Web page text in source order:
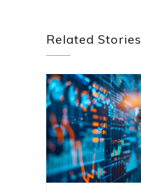
Related Stories